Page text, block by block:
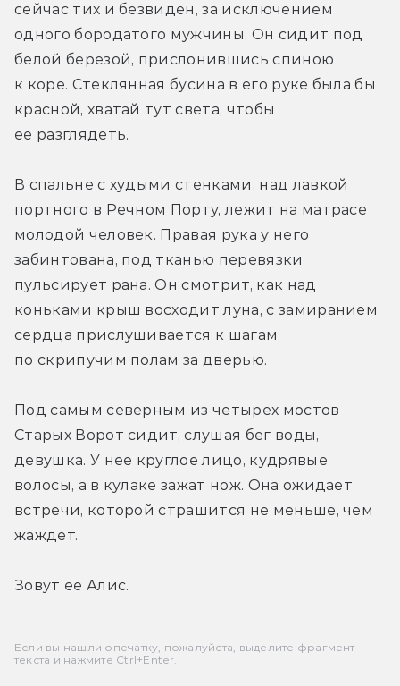
сейчас тих и безвиден, за исключением
одного бородатого мужчины. Он сидит под
белой березой, прислонившись спиною
к коре. Стеклянная бусина в его руке была бы
красной, хватай тут света, чтобы
ее разглядеть.
В спальне с худыми стенками, над лавкой
портного в Речном Порту, лежит на матрасе
молодой человек. Правая рука у него
забинтована, под тканью перевязки
пульсирует рана. Он смотрит, как над
коньками крыш восходит луна, с замиранием
сердца прислушивается к шагам
по скрипучим полам за дверью.
Под самым северным из четырех мостов
Старых Ворот сидит, слушая бег воды,
девушка. У нее круглое лицо, кудрявые
волосы, а в кулаке зажат нож. Она ожидает
встречи, которой страшится не меньше, чем
жаждет.
Зовут ее Алис.
Если вы нашли опечатку, пожалуйста, выделите фрагмент
текста и нажмите Ctrl+Enter.